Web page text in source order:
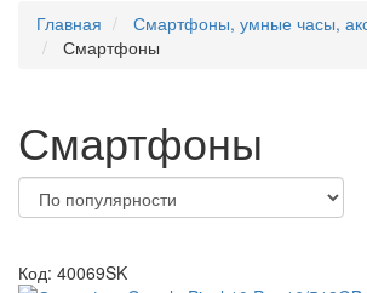
Главная
Смартфоны, умные часы,
Смартфоны
Смартфоны
Код: 40069SK